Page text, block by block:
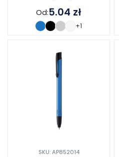
Od:5.04 zł
+1
SKU: AP852014